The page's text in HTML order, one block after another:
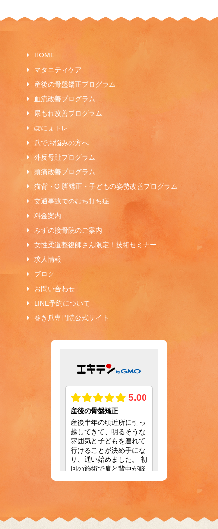
HOME
マタニティケア
産後の骨盤矯正プログラム
血流改善プログラム
尿もれ改善プログラム
ぽにょトレ
爪でお悩みの方へ
外反母趾プログラム
頭痛改善プログラム
猫背・O 脚矯正・子どもの姿勢改善プログラム
交通事故でのむち打ち症
料金案内
みずの接骨院のご案内
女性柔道整復師さん限定！技術セミナー
求人情報
ブログ
お問い合わせ
LINE予約について
巻き爪専門院公式サイト